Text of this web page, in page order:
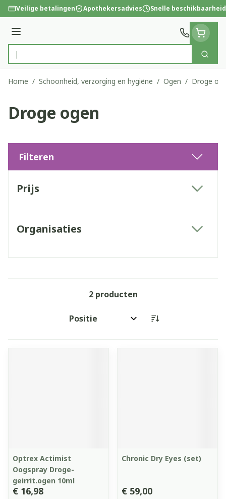
Ga naar de inhoud
Veilige betalingen Apothekersadvies Snelle beschikbaarheid
Menu
Product, merk, categorie...
Zoek
Home / Schoonheid, verzorging en hygiëne / Ogen / Droge
Droge ogen
Filteren
Prijs
Organisaties
2producten
Sorteer op:
Optrex Actimist
Oogspray Droge-
geirrit.ogen 10ml
€ 16,98
Chronic Dry Eyes (set)
€ 59,00